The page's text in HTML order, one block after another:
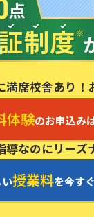
なえる！森塾メソ
ついて
別！なぜ？どうし
！森塾
森塾
トップ
ついて
ャンペーン・割引
お電話はこち
0120-
等お問合わせ
校舎一覧
満席校舎あり！
体験のお申込み
導なのにリーズ
授業料を今す
は以下をご確認く
刻、欠席、宿題忘
と。
どの講習に、毎回
生の冬期講習以降
制度は「英語を除
があって学校の授
際のテスト用紙、通
ものをお持ちいた
対象外になります｡